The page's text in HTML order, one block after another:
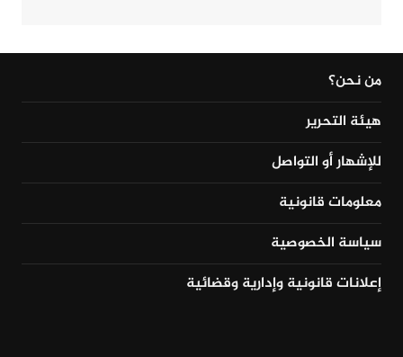
من نحن؟
هيئة التحرير
للإشهار أو التواصل
معلومات قانونية
سياسة الخصوصية
إعلانات قانونية وإدارية وقضائية